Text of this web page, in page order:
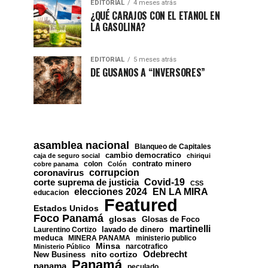
EDITORIAL 4 meses atrás
¿QUÉ CARAJOS CON EL ETANOL EN
LA GASOLINA?
EDITORIAL 5 meses atrás
DE GUSANOS A “INVERSORES”
asamblea nacional Blanqueo de Capitales
caja de seguro social cambio democratico
chiriqui
cobre panama
colon Colón contrato minero
coronavirus corrupcion
corte suprema de justicia Covid-19 CSS
educacion elecciones 2024 EN LA MIRA
Estados Unidos Featured
Foco Panamá glosas Glosas de Foco
Laurentino Cortizo lavado de dinero martinelli
meduca MINERA PANAMA ministerio publico
Ministerio Público Minsa
narcotrafico
New Business
nito cortizo Odebrecht
panama Panamá